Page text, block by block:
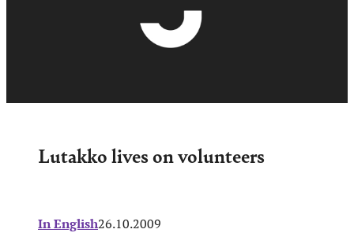
Lutakko lives on volunteers
In English26.10.2009